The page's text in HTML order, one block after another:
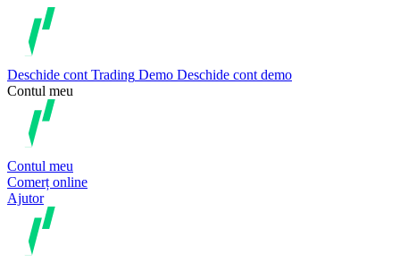
Deschide cont Trading Demo Deschide cont demo
Contul meu
Contul meu
Comerț online
Ajutor